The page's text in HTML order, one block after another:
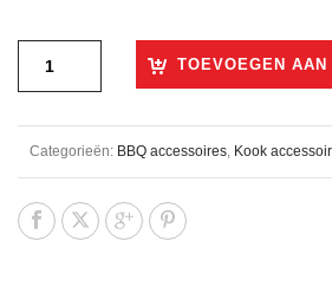
TOEVOEGEN AAN
Categorieën: BBQ accessoires, Kook